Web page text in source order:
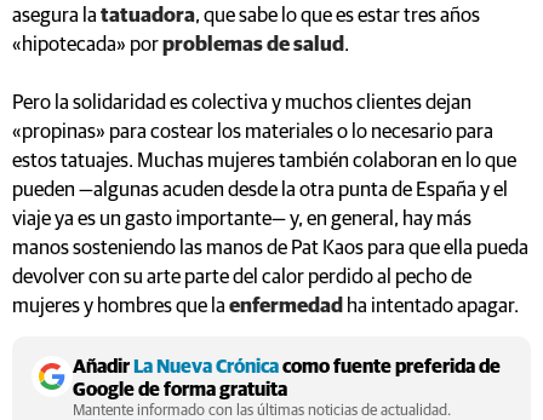
asegura la tatuadora, que sabe lo que es estar tres años
«hipotecada» porproblemas de salud .
Pero la solidaridad es colectiva y muchos clientes dejan
«propinas» para costear los materiales o lo necesario para
estos tatuajes. Muchas mujeres también colaboran en lo que
pueden —algunas acuden desde la otra punta de España y el
viaje ya es un gasto importante— y, en general, hay más
manos sosteniendo las manos de Pat Kaos para que ella pueda
devolver con su arte parte del calor perdido al pecho de
mujeres y hombres que la enfermedad ha intentado apagar.
AñadirLa Nueva Crónicacomo fuente preferida de
Google de forma gratuita
Mantente informado con las últimas noticias de actualidad.